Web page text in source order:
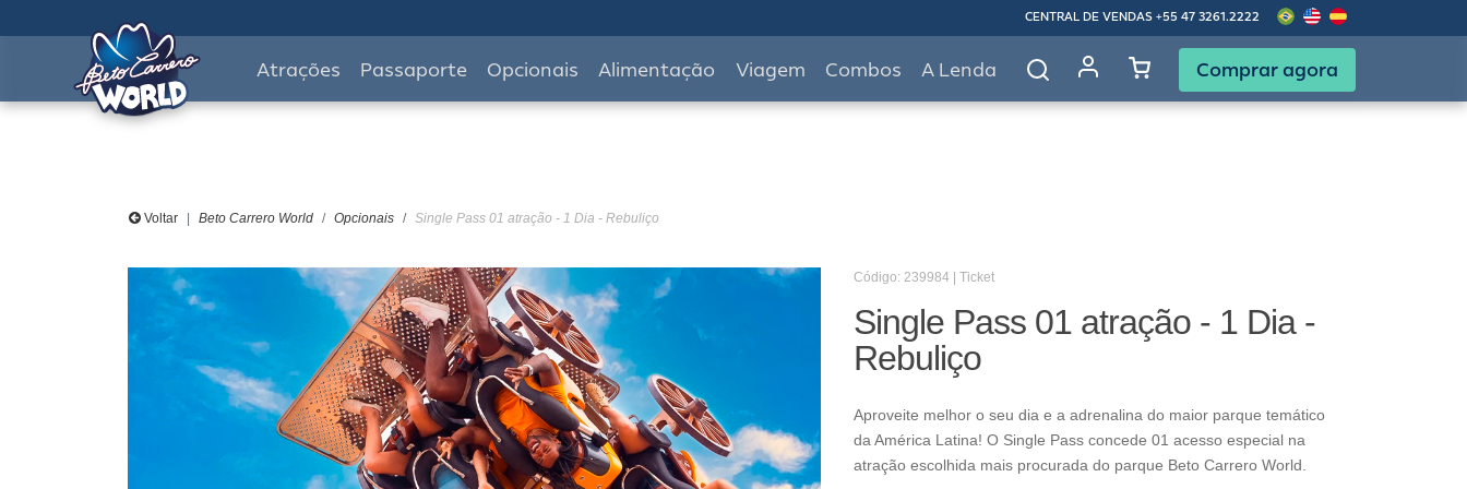
CENTRAL DE VENDAS +55 47 3261.2222
Atrações Passaporte Opcionais Alimentação Viagem Combos A Lenda Comprar agora
Voltar Beto Carrero World Opcionais Single Pass 01 atração - 1 Dia - Rebuliço
Código: 239984 | Ticket
Single Pass 01 atração - 1 Dia -
Rebuliço
Aproveite melhor o seu dia e a adrenalina do maior parque temático
da América Latina! O Single Pass concede 01 acesso especial na
atração escolhida mais procurada do parque Beto Carrero World.